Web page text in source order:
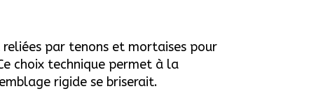
par tenons et mortaises pour
choix technique permet à la
rigide se briserait.